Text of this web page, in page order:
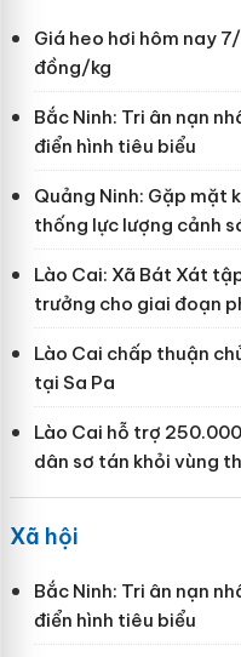
Giá heo hơi hôm nay
đồng/kg
Bắc Ninh: Tri ân nạn
điển hình tiêu biểu
Quảng Ninh: Gặp mặt
thống lực lượng cảnh
Lào Cai: Xã Bát Xát
trưởng cho giai đoạn
Lào Cai chấp thuận
tại Sa Pa
Lào Cai hỗ trợ
dân sơ tán khỏi vùng
Xã hội
Bắc Ninh: Tri ân nạn
điển hình tiêu biểu